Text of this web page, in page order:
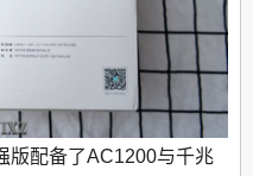
版配备了AC1200与千兆